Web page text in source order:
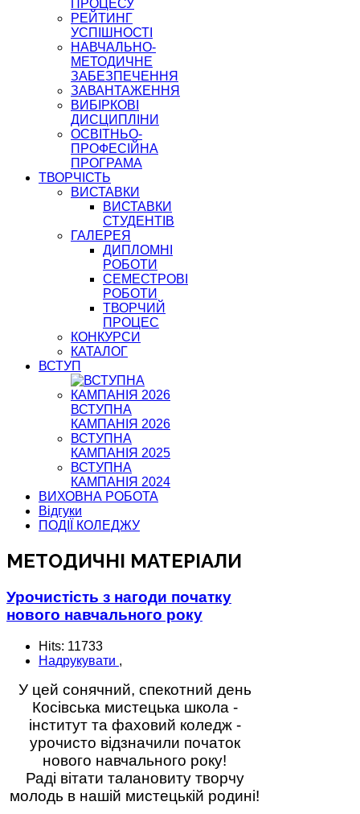
ПРОЦЕСУ
РЕЙТИНГ
УСПІШНОСТІ
НАВЧАЛЬНО-
МЕТОДИЧНЕ
ЗАБЕЗПЕЧЕННЯ
ЗАВАНТАЖЕННЯ
ВИБІРКОВІ
ДИСЦИПЛІНИ
ОСВІТНЬО-
ПРОФЕСІЙНА
ПРОГРАМА
ТВОРЧІСТЬ
ВИСТАВКИ
ВИСТАВКИ
СТУДЕНТІВ
ГАЛЕРЕЯ
ДИПЛОМНІ
РОБОТИ
СЕМЕСТРОВІ
РОБОТИ
ТВОРЧИЙ
ПРОЦЕС
КОНКУРСИ
КАТАЛОГ
ВСТУП
ВСТУПНА
КАМПАНІЯ 2026
ВСТУПНА
КАМПАНІЯ 2025
ВСТУПНА
КАМПАНІЯ 2024
ВИХОВНА РОБОТА
Відгуки
ПОДІЇ КОЛЕДЖУ
МЕТОДИЧНІ МАТЕРІАЛИ
Урочистість з нагоди початку
нового навчального року
Hits: 11733
Надрукувати ,
У цей сонячний, спекотний день
Косівська мистецька школа -
інститут та фаховий коледж -
урочисто відзначили початок
нового навчального року!
Раді вітати талановиту творчу
молодь в нашій мистецькій родині!